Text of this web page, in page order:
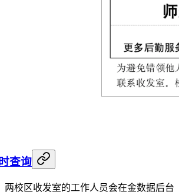
查询
两校区收发室的工作人员会在金数据后台